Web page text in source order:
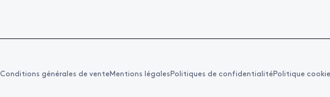
Conditions générales de venteMentions légalesPolitiques de confidentialitéPolitique